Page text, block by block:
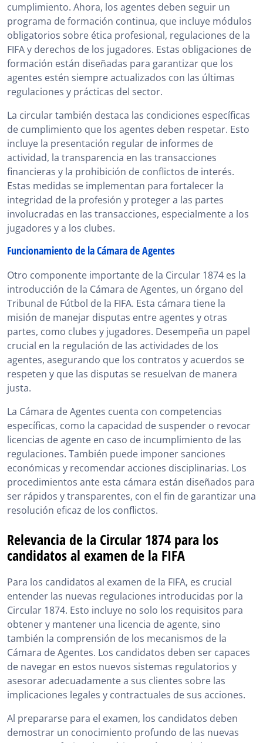
cumplimiento. Ahora, los agentes deben seguir un
programa de formación continua, que incluye módulos
obligatorios sobre ética profesional, regulaciones de la
FIFA y derechos de los jugadores. Estas obligaciones de
formación están diseñadas para garantizar que los
agentes estén siempre actualizados con las últimas
regulaciones y prácticas del sector.
La circular también destaca las condiciones específicas
de cumplimiento que los agentes deben respetar. Esto
incluye la presentación regular de informes de
actividad, la transparencia en las transacciones
financieras y la prohibición de conflictos de interés.
Estas medidas se implementan para fortalecer la
integridad de la profesión y proteger a las partes
involucradas en las transacciones, especialmente a los
jugadores y a los clubes.
Funcionamiento de la Cámara de Agentes
Otro componente importante de la Circular 1874 es la
introducción de la Cámara de Agentes, un órgano del
Tribunal de Fútbol de la FIFA. Esta cámara tiene la
misión de manejar disputas entre agentes y otras
partes, como clubes y jugadores. Desempeña un papel
crucial en la regulación de las actividades de los
agentes, asegurando que los contratos y acuerdos se
respeten y que las disputas se resuelvan de manera
justa.
La Cámara de Agentes cuenta con competencias
específicas, como la capacidad de suspender o revocar
licencias de agente en caso de incumplimiento de las
regulaciones. También puede imponer sanciones
económicas y recomendar acciones disciplinarias. Los
procedimientos ante esta cámara están diseñados para
ser rápidos y transparentes, con el fin de garantizar una
resolución eficaz de los conflictos.
Relevancia de la Circular 1874 para los
candidatos al examen de la FIFA
Para los candidatos al examen de la FIFA, es crucial
entender las nuevas regulaciones introducidas por la
Circular 1874. Esto incluye no solo los requisitos para
obtener y mantener una licencia de agente, sino
también la comprensión de los mecanismos de la
Cámara de Agentes. Los candidatos deben ser capaces
de navegar en estos nuevos sistemas regulatorios y
asesorar adecuadamente a sus clientes sobre las
implicaciones legales y contractuales de sus acciones.
Al prepararse para el examen, los candidatos deben
demostrar un conocimiento profundo de las nuevas